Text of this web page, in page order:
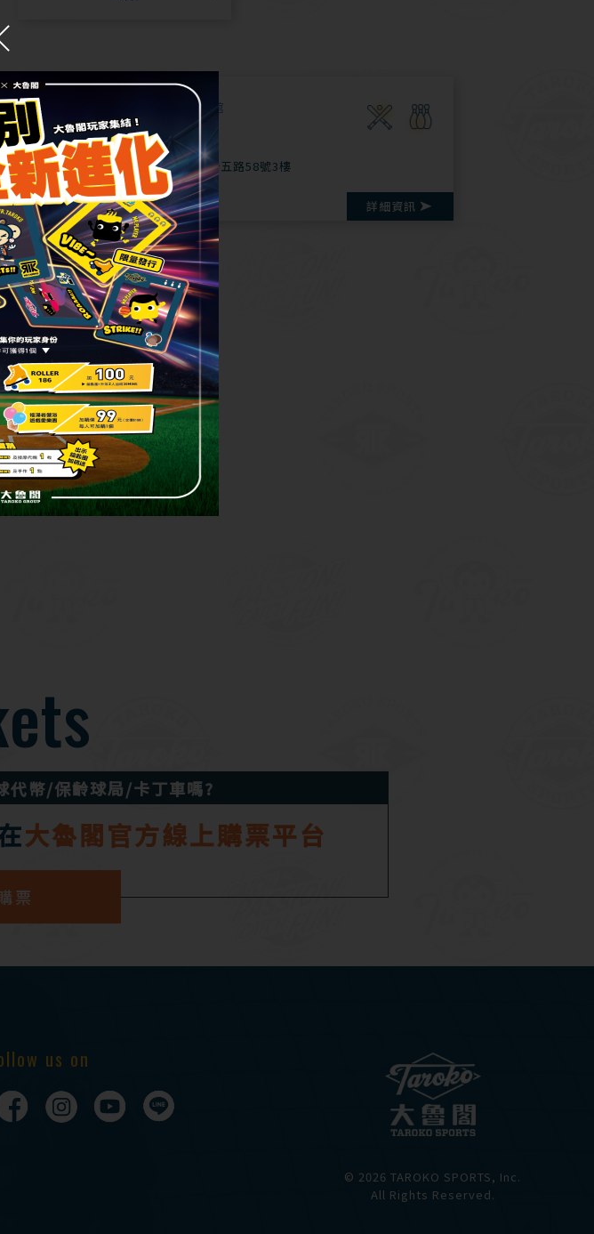
棒壘球打擊場 保齡球館
花蓮館
花蓮縣花蓮市國聯五路58號3樓
(03) 833-2679
詳細資訊
代幣/保齡球局/卡丁車嗎?
大魯閣官方線上購票平台
票
us on
© 2026 TAROKO SPORTS, Inc.
All Rights Reserved.